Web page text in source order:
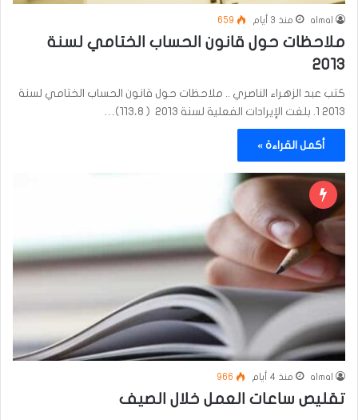
almal منذ 3 أيام 659
ملاحظات حول قانون الحساب الختامي لسنة
٢٠١٣
كتب عبد الزهراء الناصري .. ملاحظات حول قانون الحساب الختامي لسنة
٢٠١٣ 1. بلغت الإيرادات الفعلية لسنة ٢٠١٣ ( ١١٣،٨)…
أكمل القراءة »
almal منذ 4 أيام 966
تقليص ساعات العمل خلال الصيف